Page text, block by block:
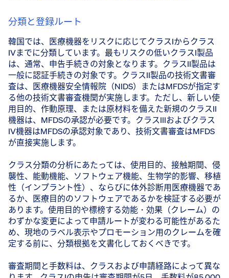
分類と登録ルート
韓国では、医療機器をリスクに応じてクラスIからクラス
IVまでに分類しています。最もリスクの低いクラスI製品
は、通常、申告手続きの対象となります。クラスII製品は
一般に認証手続きの対象です。クラスII製品の技術文書審
査は、医療機器安全情報院（NIDS）またはMFDSが指定す
る他の技術文書審査機関が実施します。ただし、新しい使
用目的、作動原理、または原材料を備えた新規のクラスII
機器は、MFDSの承認が必要です。クラスIIIおよびクラス
IV機器はMFDSの承認対象であり、技術文書審査はMFDS
が直接実施します。
クラス分類の分析にあたっては、使用目的、接触期間、侵
襲性、能動機能、ソフトウェア機能、生物学的影響、移植
性（インプラント性）、ならびに体外診断用医療機器であ
るか、医療目的のソフトウェアであるかを検証する必要が
あります。使用目的や標榜する効能・効果（クレーム）の
わずかな変更によって申請ルートが変わる可能性があるた
め、現地のラベル表示やプロモーション用のクレームを確
定する前に、分類根拠を文書化しておくべきです。
審査期間と手数料は、クラスおよび申請経路によって異な